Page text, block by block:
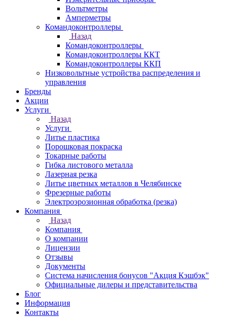
Вольтметры
Амперметры
Командоконтроллеры
Назад
Командоконтроллеры
Командоконтроллеры ККТ
Командоконтроллеры ККП
Низковольтные устройства распределения и
управления
Бренды
Акции
Услуги
Назад
Услуги
Литье пластика
Порошковая покраска
Токарные работы
Гибка листового металла
Лазерная резка
Литье цветных металлов в Челябинске
Фрезерные работы
Электроэрозионная обработка (резка)
Компания
Назад
Компания
О компании
Лицензии
Отзывы
Документы
Система начисления бонусов "Акция Кэшбэк"
Официальные дилеры и представительства
Блог
Информация
Контакты